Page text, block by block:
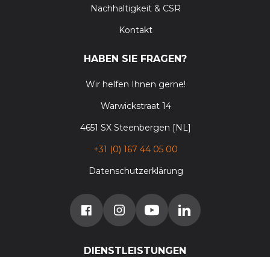
Nachhaltigkeit & CSR
Kontakt
HABEN SIE FRAGEN?
Wir helfen Ihnen gerne!
Warwickstraat 14
4651 SX Steenbergen [NL]
+31 (0) 167 44 05 00
Datenschutzerklärung
DIENSTLEISTUNGEN